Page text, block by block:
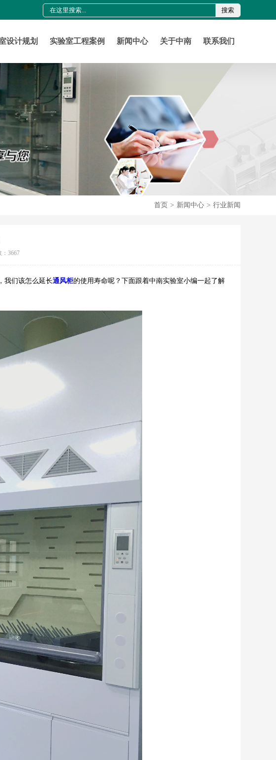
搜索
设计规划 实验室工程案例 新闻中心 关于中南 联系我们
首页 > 新闻中心 > 行业新闻
3667
我们该怎么延长通风柜的使用寿命呢？下面跟着中南实验室小编一起了解